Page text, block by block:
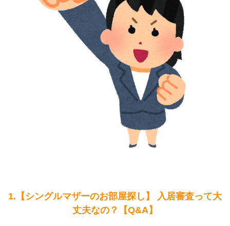
1.【シングルマザーのお部屋探し】 入居審査って大
丈夫なの？【Q&A】